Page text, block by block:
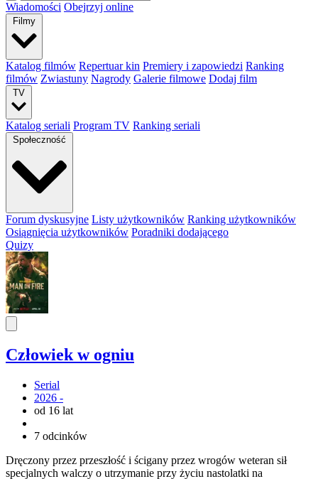
Wiadomości Obejrzyj online
Filmy
Katalog filmów Repertuar kin Premiery i zapowiedzi Ranking
filmów Zwiastuny Nagrody Galerie filmowe Dodaj film
TV
Katalog seriali Program TV Ranking seriali
Społeczność
Forum dyskusyjne Listy użytkowników Ranking użytkowników
Osiągnięcia użytkowników Poradniki dodającego
Quizy
Człowiek w ogniu
Serial
2026 -
od 16 lat
7 odcinków
Dręczony przez przeszłość i ścigany przez wrogów weteran sił
specjalnych walczy o utrzymanie przy życiu nastolatki na